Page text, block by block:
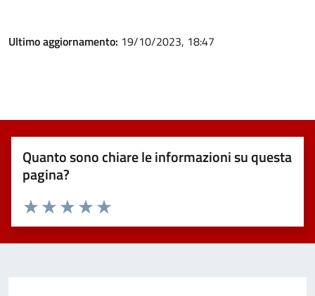
Ultimo aggiornamento: 19/10/2023, 18:47
Quanto sono chiare le informazioni su questa
pagina?
Valuta 5 stelle su 5
Valuta 4 stelle su 5
Valuta 3 stelle su 5
Valuta 2 stelle su 5
Valuta 1 stelle su 5